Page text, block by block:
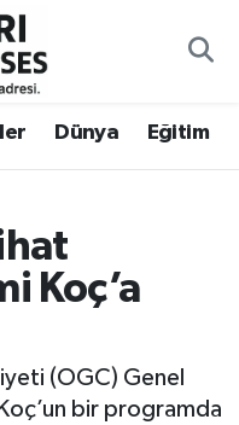
Dünya Eğitim
Koç’a
(OGC) Genel
bir programda